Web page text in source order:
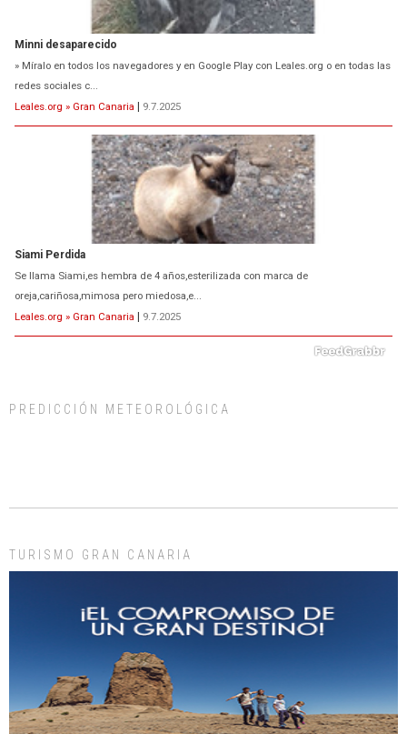
Siami Perdida
Se llama Siami,es hembra de 4 años,esterilizada con marca de
oreja,cariñosa,mimosa pero miedosa,e...
Leales.org » Gran Canaria | 9.7.2025
ADOPCIÓN URGENTE GATA TEROR GRAN CANARIA
El ayuntamiento se va a llevar a Los Gatos callejeros de la zona los próximos
días, ella incluida...
Leales.org » Gran Canaria | 9.7.2025
manso y extremadamente cari...
Adopción urgente
Busco adopción responsable para mi perra. Pastor alemán, hembra, 4 años. Por
motivos personales ...
PREDICCIÓN METEOROLÓGICA
TURISMO GRAN CANARIA